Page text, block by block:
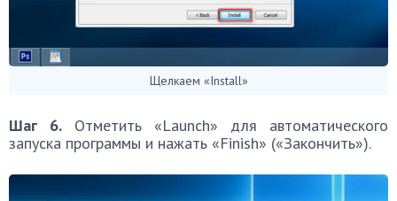
Щелкаем «Install»
Шаг 6. Отметить «Launch» для автоматического
запуска программы и нажать «Finish» («Закончить»).